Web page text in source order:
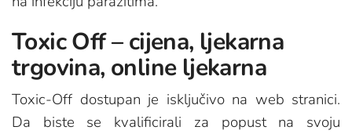
Toxic Off – cijena, ljekarna
trgovina, online ljekarna
Toxic-Off dostupan je isključivo na web stranici.
Da biste se kvalificirali za popust na svoju